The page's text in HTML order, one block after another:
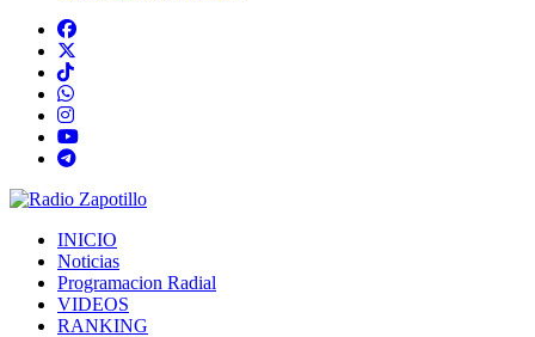
INICIO
Noticias
Programacion Radial
VIDEOS
RANKING